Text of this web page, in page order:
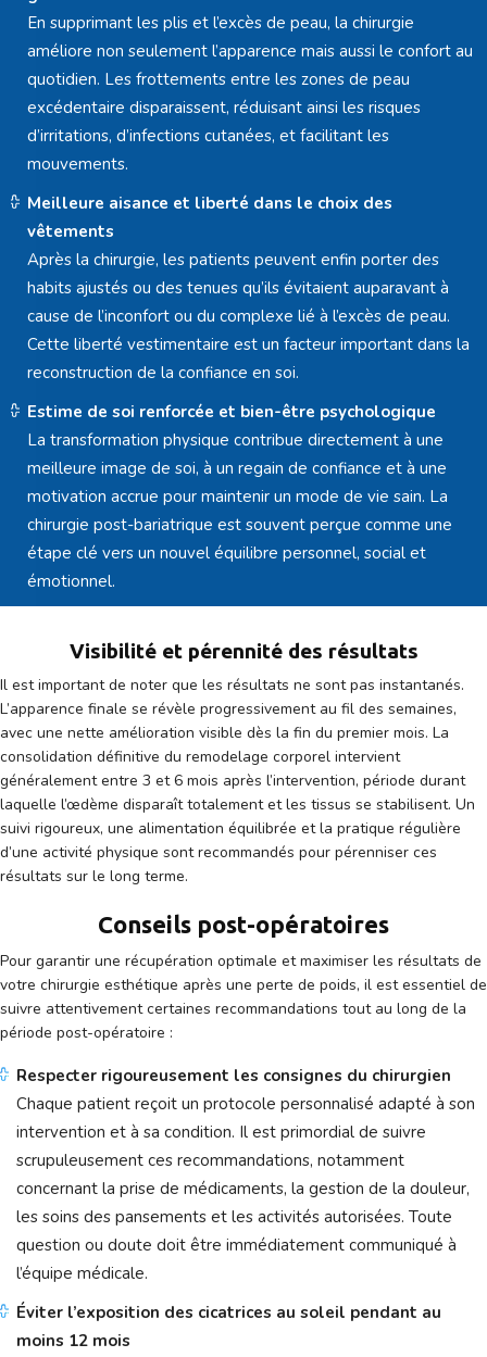
En supprimant les plis et l’excès de peau, la chirurgie
améliore non seulement l’apparence mais aussi le confort au
quotidien. Les frottements entre les zones de peau
excédentaire disparaissent, réduisant ainsi les risques
d’irritations, d’infections cutanées, et facilitant les
mouvements.
Meilleure aisance et liberté dans le choix des
vêtements
Après la chirurgie, les patients peuvent enfin porter des
habits ajustés ou des tenues qu’ils évitaient auparavant à
cause de l’inconfort ou du complexe lié à l’excès de peau.
Cette liberté vestimentaire est un facteur important dans la
reconstruction de la confiance en soi.
Estime de soi renforcée et bien-être psychologique
La transformation physique contribue directement à une
meilleure image de soi, à un regain de confiance et à une
motivation accrue pour maintenir un mode de vie sain. La
chirurgie post-bariatrique est souvent perçue comme une
étape clé vers un nouvel équilibre personnel, social et
émotionnel.
Visibilité et pérennité des résultats
Il est important de noter que les résultats ne sont pas instantanés.
L’apparence finale se révèle progressivement au fil des semaines,
avec une nette amélioration visible dès la fin du premier mois. La
consolidation définitive du remodelage corporel intervient
généralement entre 3 et 6 mois après l’intervention, période durant
laquelle l’œdème disparaît totalement et les tissus se stabilisent. Un
suivi rigoureux, une alimentation équilibrée et la pratique régulière
d’une activité physique sont recommandés pour pérenniser ces
résultats sur le long terme.
Conseils post-opératoires
Pour garantir une récupération optimale et maximiser les résultats de
votre chirurgie esthétique après une perte de poids, il est essentiel de
suivre attentivement certaines recommandations tout au long de la
période post-opératoire :
Respecter rigoureusement les consignes du chirurgien
Chaque patient reçoit un protocole personnalisé adapté à son
intervention et à sa condition. Il est primordial de suivre
scrupuleusement ces recommandations, notamment
concernant la prise de médicaments, la gestion de la douleur,
les soins des pansements et les activités autorisées. Toute
question ou doute doit être immédiatement communiqué à
l’équipe médicale.
Éviter l’exposition des cicatrices au soleil pendant au
moins 12 mois